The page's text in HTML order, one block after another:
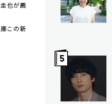
也が薦
この新